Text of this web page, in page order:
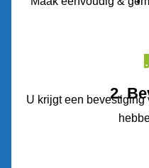
2.
U krijgt een